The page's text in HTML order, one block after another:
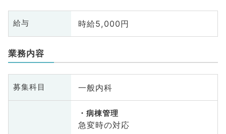
給与 時給5,000円
業務内容
募集科目 一般内科
病棟管理
急変時の対応